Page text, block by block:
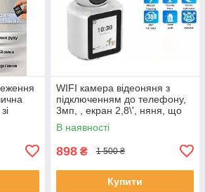
WIFI камера відеоняня з
підключенням до телефону,
3мп, , екран 2,8\', няня, що
говорить, ICSEE -V1-20C.
В наявності
898 ₴ 1 500 ₴
Купити